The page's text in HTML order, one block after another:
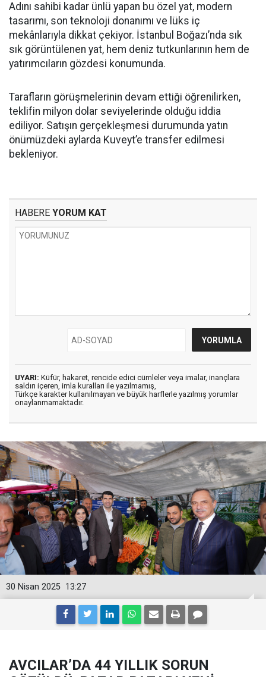
Adını sahibi kadar ünlü yapan bu özel yat, modern
tasarımı, son teknoloji donanımı ve lüks iç
mekânlarıyla dikkat çekiyor. İstanbul Boğazı’nda sık
sık görüntülenen yat, hem deniz tutkunlarının hem de
yatırımcıların gözdesi konumunda.
Tarafların görüşmelerinin devam ettiği öğrenilirken,
teklifin milyon dolar seviyelerinde olduğu iddia
ediliyor. Satışın gerçekleşmesi durumunda yatın
önümüzdeki aylarda Kuveyt’e transfer edilmesi
bekleniyor.
HABERE YORUM KAT
UYARI: Küfür, hakaret, rencide edici cümleler veya imalar, inançlara
saldırı içeren, imla kuralları ile yazılmamış,
Türkçe karakter kullanılmayan ve büyük harflerle yazılmış yorumlar
onaylanmamaktadır.
13:27
30 Nisan 2025
AVCILAR’DA 44 YILLIK SORUN